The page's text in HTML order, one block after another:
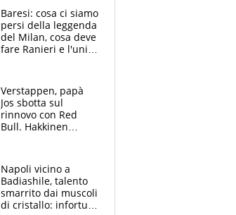
ancora, la porta
inviolata
Baresi: cosa ci siamo
persi della leggenda
del Milan, cosa deve
fare Ranieri e l'unico
Verstappen, papà
Jos sbotta sul
rinnovo con Red
Bull. Hakkinen
sarebbe un rischio”
Napoli vicino a
Badiashile, talento
smarrito dai muscoli
di cristallo: infortuni